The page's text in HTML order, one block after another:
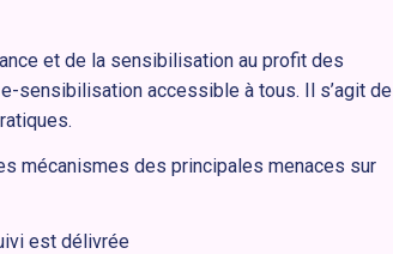
et de la sensibilisation au profit des
sensibilisation accessible à tous. Il s’agit de
mécanismes des principales menaces sur
est délivrée